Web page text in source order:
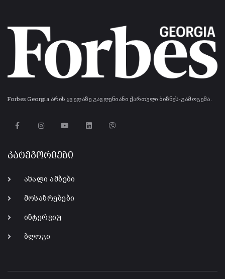
Forbes Georgia არის ყველაზე გავლენიანი ქართული ბიზნეს-გამოცემა.
კატეგორიები
ახალი ამბები
მოსაზრებები
ინტერვიუ
ბლოგი